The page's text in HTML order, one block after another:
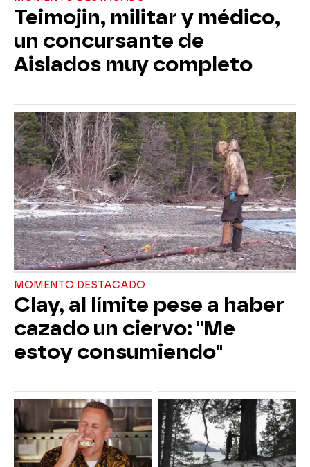
Teimojin, militar y médico,
un concursante de
Aislados muy completo
MOMENTO DESTACADO
Clay, al límite pese a haber
cazado un ciervo: "Me
estoy consumiendo"